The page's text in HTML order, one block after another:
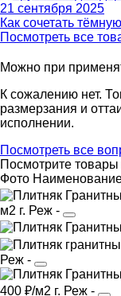
21 сентября 2025
Как сочетать
Посмотреть все
Можно при
К сожалению нет.
размерзания и
исполнении.
Посмотреть все
Посмотрите товары
Фото
м2 г. Реж -
Реж -
400 ₽/м2 г. Реж -